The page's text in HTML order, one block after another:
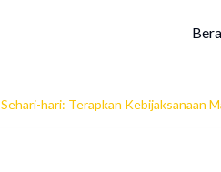
hari: Terapkan Kebijaksanaan